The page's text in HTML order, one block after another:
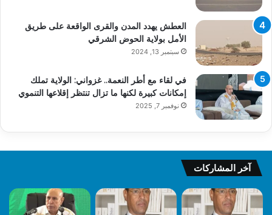
العطش يهدد المدن والقرى الواقعة على طريق
الأمل بولاية الحوض الشرقي
سبتمبر 13, 2024
في لقاء مع أطر النعمة.. غزواني: الولاية تملك
إمكانات كبيرة لكنها ما تزال تنتظر إقلاعها التنموي
نوفمبر 7, 2025
آخر المشاركات